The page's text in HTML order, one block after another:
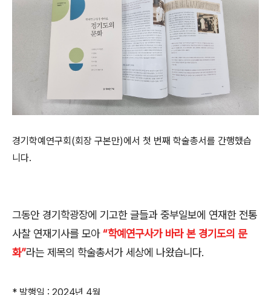
경기학예연구회(회장 구본만)에서 첫 번째 학술총서를 간행했습
니다.
그동안 경기학광장에 기고한 글들과 중부일보에 연재한 전통
사찰 연재기사를 모아“학예연구사가 바라 본 경기도의 문
화”라는 제목의 학술총서가 세상에 나왔습니다.
* 발행일 : 2024년 4월